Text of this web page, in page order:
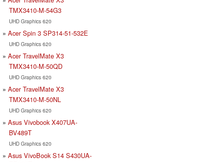
TMX3410-M-54G3
UHD Graphics 620
Acer Spin 3 SP314-51-532E
UHD Graphics 620
Acer TravelMate X3
TMX3410-M-50QD
UHD Graphics 620
Acer TravelMate X3
TMX3410-M-50NL
UHD Graphics 620
Asus Vivobook X407UA-
BV489T
UHD Graphics 620
Asus VivoBook S14 S430UA-